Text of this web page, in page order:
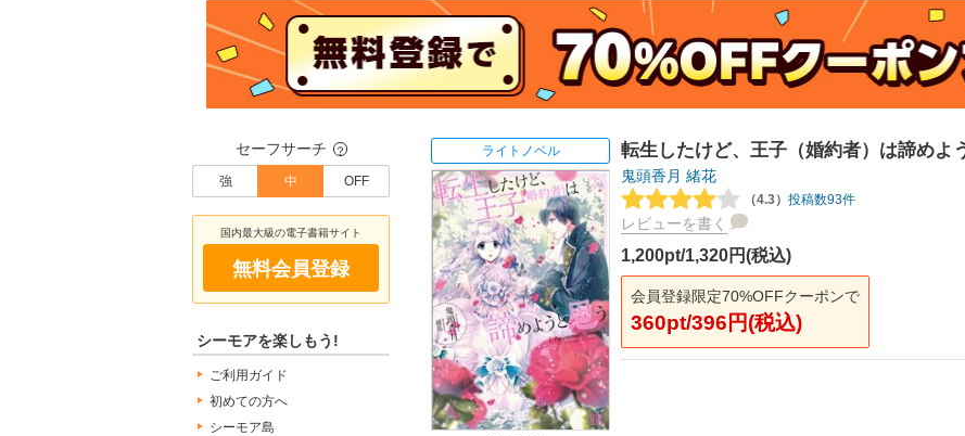
セーフサーチ ？
強 中 OFF
国内最大級の電子書籍サイト
無料会員登録
シーモアを楽しもう!
ご利用ガイド
初めての方へ
シーモア島
ライトノベル 転生したけど、王子（婚約者）は諦めよ
鬼頭香月 緒花
（4.3） 投稿数93件
レビューを書く
1,200pt/1,320円(税込)
会員登録限定70%OFFクーポンで
360pt/396円(税込)